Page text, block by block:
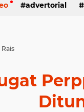
Pemprov
advertorial